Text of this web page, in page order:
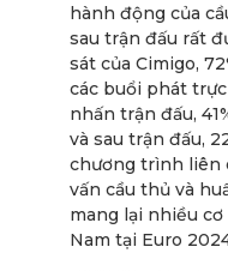
hành động của
sau trận đấu rất
sát của Cimigo,
các buổi phát
nhấn trận đấu,
và sau trận đấu,
chương trình liên
vấn cầu thủ và
mang lại nhiều
Nam tại Euro